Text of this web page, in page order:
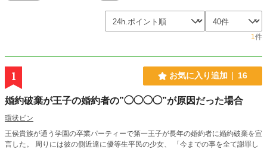
1件
1 お気に入り追加 16
婚約破棄が王子の婚約者の”◯◯◯◯”が原因だった場合
環状ビン
王侯貴族が通う学園の卒業パーティーで第一王子が長年の婚約者に婚約破棄を宣
言した。 周りには彼の側近達に優等生平民の少女、 「今までの事を全て謝罪し